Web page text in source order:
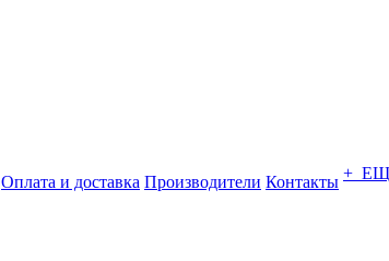
Оплата и доставка Производители Контакты +